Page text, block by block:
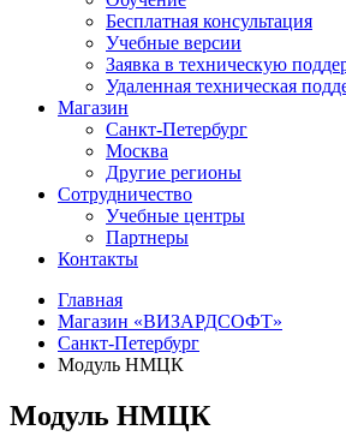
Бесплатная консультация
Учебные версии
Заявка в техническую
Удаленная техническая
Магазин
Санкт-Петербург
Москва
Другие регионы
Сотрудничество
Учебные центры
Партнеры
Контакты
Главная
Магазин «ВИЗАРДСОФТ»
Санкт-Петербург
Модуль НМЦК
Модуль НМЦК